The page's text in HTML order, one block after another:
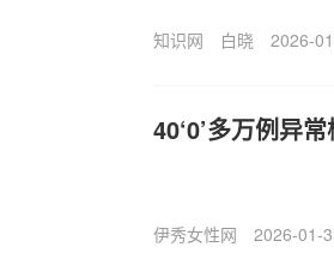
知识网 白晓 2026-
40‘0’多万例异
伊秀女性网 2026-01-